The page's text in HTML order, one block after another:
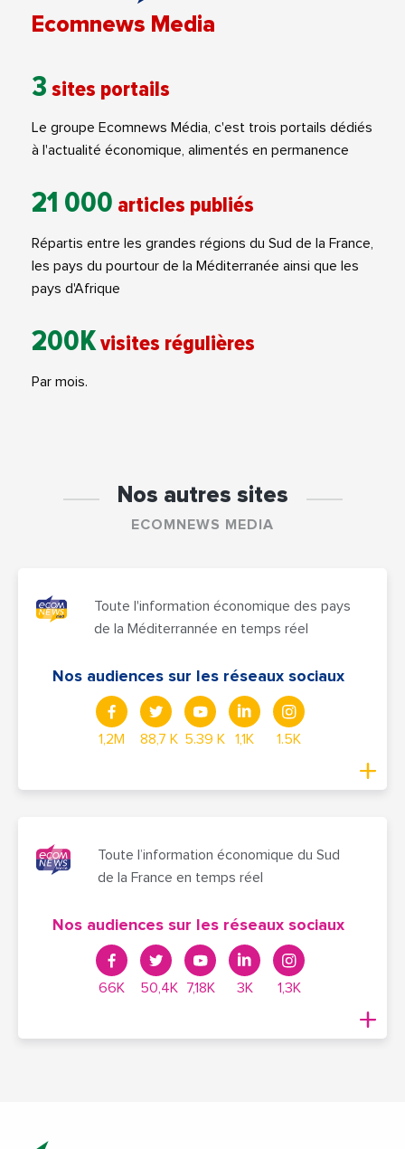
Ecomnews Media
3 sites portails
Le groupe Ecomnews Média, c'est trois portails dédiés
à l'actualité économique, alimentés en permanence
21 000 articles publiés
Répartis entre les grandes régions du Sud de la France,
les pays du pourtour de la Méditerranée ainsi que les
pays d'Afrique
200Kvisites régulières
Par mois.
Nos autres sites
ECOMNEWS MEDIA
Toute l'information économique des pays
de la Méditerrannée en temps réel
Nos audiences sur les réseaux sociaux
1,2M 88,7 K 5.39 K 1,1K 1.5K
Toute l’information économique du Sud
de la France en temps réel
Nos audiences sur les réseaux sociaux
66K 50,4K 7,18K 3K 1,3K